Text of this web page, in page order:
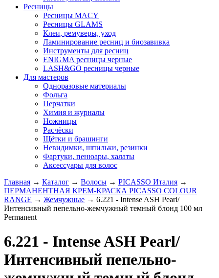
Ресницы
Ресницы MACY
Ресницы GLAMS
Клеи, ремуверы, уход
Ламинирование ресниц и биозавивка
Инструменты для ресниц
ENIGMA ресницы черные
LASH&GO ресницы черные
Для мастеров
Одноразовые материалы
Фольга
Перчатки
Химия и журналы
Ножницы
Расчёски
Щётки и брашинги
Невидимки, шпильки, резинки
Фартуки, пенюары, халаты
Аксессуары для волос
Главная → Каталог → Волосы → PICASSO Италия →
ПЕРМАНЕНТНАЯ КРЕМ-КРАСКА PICASSO COLOUR
RANGE → Жемчужные → 6.221 - Intense ASH Pearl/
Интенсивный пепельно-жемчужный темный блонд 100 мл
Рermanent
6.221 - Intense ASH Pearl/
Интенсивный пепельно-